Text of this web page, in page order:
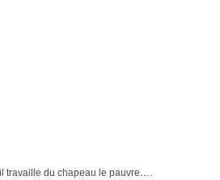
travaille du chapeau le pauvre….